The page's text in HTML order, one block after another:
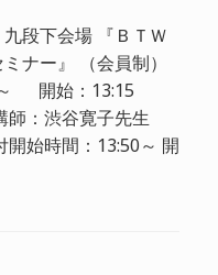
段下会場 『ＢＴＷ
ナー』 （会員制）
～ 開始：13:15
：渋谷寛子先生
開始時間：13:50～ 開